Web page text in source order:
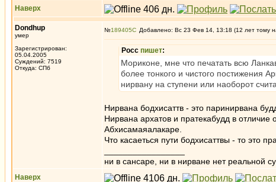
Наверх
Dondhup
умер
Зарегистрирован:
05.04.2005
Суждений: 7519
Откуда: СПб
№189405 Добавлено: Вс 23 Фев 14, 13:18 (12 лет тому
Росс пишет:
Мориконе, мне что печатать всю
более тонкого и чистого постижения
нирвану на ступени или наоборот
Нирвана бодхисаттв - это паринирвана
Нирвана архатов и пратекабудд в
Абхисамаяалакаре.
Что касаеться пути бодхисаттвы - то это
ни в сансаре, ни в нирване нет реальной
Наверх